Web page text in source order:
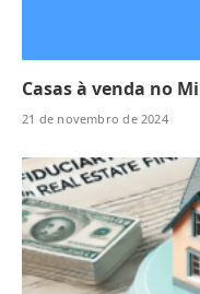
Casas à venda no
21 de novembro de 2024